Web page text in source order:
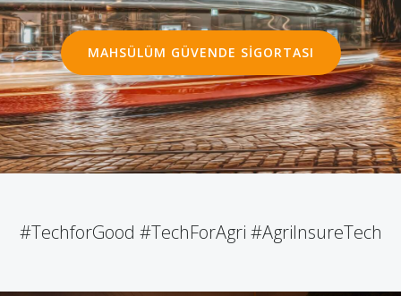
MAHSÜLÜM GÜVENDE SIGORTASI
#TechforGood #TechForAgri #AgriInsureTech